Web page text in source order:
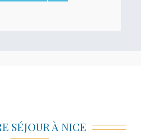
SÉJOUR À NICE